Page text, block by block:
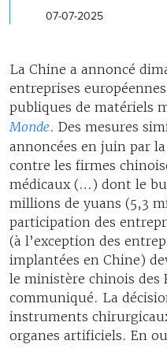
07-07-2025
La Chine a annoncé
entreprises
publiques de matériels
Monde. Des mesures
annoncées en juin par
contre les firmes
médicaux (…) dont le
millions de yuans (5,3
participation des
(à l’exception des
implantées en Chine)
le ministère chinois des
communiqué. La
instruments
organes artificiels. En